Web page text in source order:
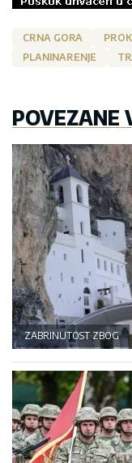
CRNA GORA
PLANINARENJE
POVEZANE
ZABRINUTOST ZBOG